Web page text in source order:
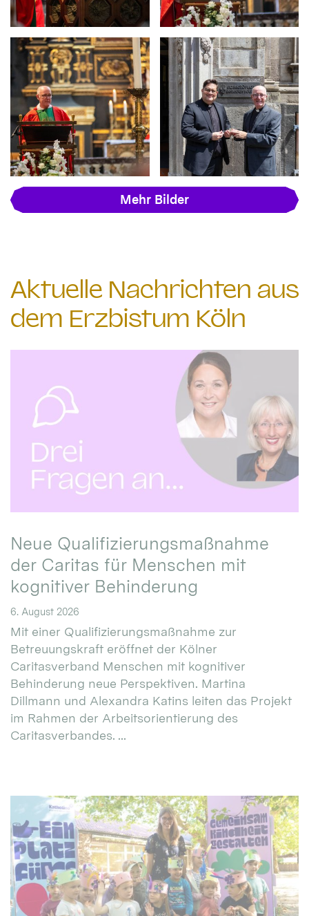
Mehr Bilder
Aktuelle Nachrichten aus
dem Erzbistum Köln
Neue Qualifizierungsmaßnahme
der Caritas für Menschen mit
kognitiver Behinderung
6. August 2026
Mit einer Qualifizierungsmaßnahme zur
Betreuungskraft eröffnet der Kölner
Caritasverband Menschen mit kognitiver
Behinderung neue Perspektiven. Martina
Dillmann und Alexandra Katins leiten das Projekt
im Rahmen der Arbeitsorientierung des
Caritasverbandes. ...